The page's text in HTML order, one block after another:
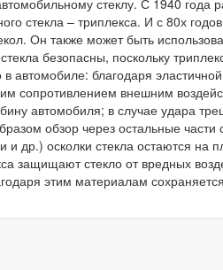
стекла – триплекса. И с 80х
Он также может быть
безопасны, поскольку
автомобиле: благодаря
сопротивлением внешним
автомобиля; в случае удара
обзор через остальные части
и др.) осколки стекла остаются на
защищают стекло от вредных
этим материалам